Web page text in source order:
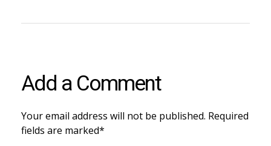
Add a Comment
Your email address will not be published. Required
fields are marked*